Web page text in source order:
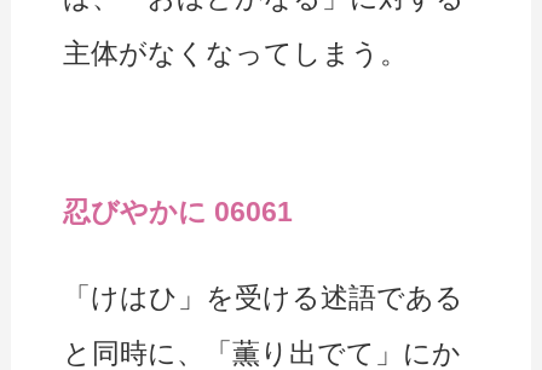
主体がなくなってしまう。
忍びやかに 06061
「けはひ」を受ける述語である
と同時に、「薫り出でて」にか